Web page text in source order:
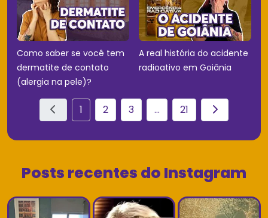
Como saber se você tem
dermatite de contato
(alergia na pele)?
A real história do acidente
radioativo em Goiânia
1 2 3 ... 21
Posts recentes do Instagram